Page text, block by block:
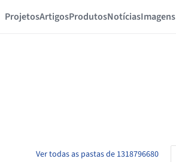
ProjetosArtigosProdutosNotíciasImagens
Ver todas as pastas de 1318796680